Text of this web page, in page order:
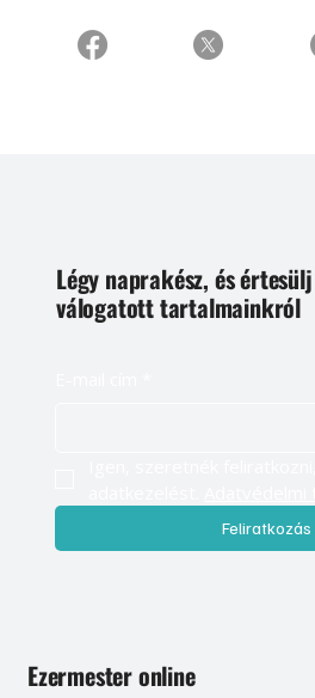
Légy naprakész, és
válogatott tartalmainkról
Feliratkozás
Ezermester online